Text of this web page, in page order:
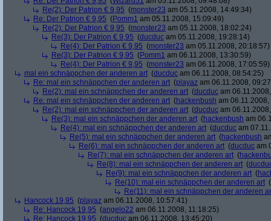
Re(2): Der Patrion € 9,95 (monster23 am 05.11.2008, 14:49:34)
Re: Der Patrion € 9,95 (Pomm1 am 05.11.2008, 15:09:49)
Re(2): Der Patrion € 9,95 (monster23 am 05.11.2008, 18:02:24)
Re(3): Der Patrion € 9,95 (ducduc am 05.11.2008, 19:28:14)
Re(4): Der Patrion € 9,95 (monster23 am 05.11.2008, 20:18:57)
Re(3): Der Patrion € 9,95 (Pomm1 am 06.11.2008, 13:30:59)
Re(4): Der Patrion € 9,95 (monster23 am 06.11.2008, 17:05:59)
mal ein schnäppchen der anderen art (ducduc am 06.11.2008, 08:54:25)
Re: mal ein schnäppchen der anderen art (playaz am 06.11.2008,
Re(2): mal ein schnäppchen der anderen art (ducduc am
Re: mal ein schnäppchen der anderen art (hackenbush am
Re(2): mal ein schnäppchen der anderen art (ducduc am
Re(3): mal ein schnäppchen der anderen art (hackenbush am
Re(4): mal ein schnäppchen der anderen art (ducduc am
Re(5): mal ein schnäppchen der anderen art (hackenbush
Re(6): mal ein schnäppchen der anderen art (ducduc am
Re(7): mal ein schnäppchen der anderen art (
Re(8): mal ein schnäppchen der anderen art (
Re(9): mal ein schnäppchen der anderen art (
Re(10): mal ein schnäppchen der anderen art (
Re(11): mal ein schnäppchen der anderen
Hancock 19,95 (playaz am 06.11.2008, 10:57:41)
Re: Hancock 19,95 (angelo22 am 06.11.2008, 11:18:25)
Re: Hancock 19,95 (ducduc am 06.11.2008, 13:45:20)